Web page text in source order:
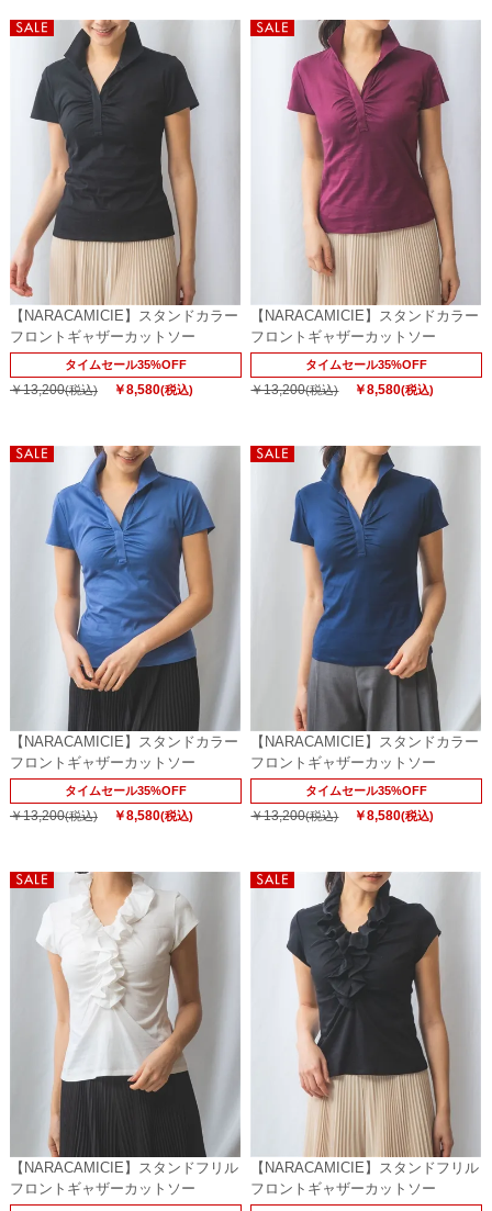
【NARACAMICIE】スタンドカラー
フロントギャザーカットソー
タイムセール35%OFF
￥13,200(税込) ￥8,580(税込)
【NARACAMICIE】スタンドカラー
フロントギャザーカットソー
タイムセール35%OFF
￥13,200(税込) ￥8,580(税込)
【NARACAMICIE】スタンドカラー
フロントギャザーカットソー
タイムセール35%OFF
￥13,200(税込) ￥8,580(税込)
【NARACAMICIE】スタンドカラー
フロントギャザーカットソー
タイムセール35%OFF
￥13,200(税込) ￥8,580(税込)
【NARACAMICIE】スタンドフリル
フロントギャザーカットソー
【NARACAMICIE】スタンドフリル
フロントギャザーカットソー